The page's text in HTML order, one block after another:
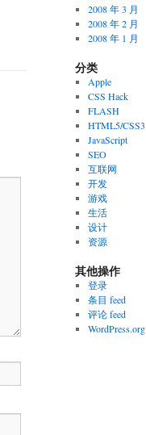
2008 年 3 月
2008 年 2 月
2008 年 1 月
分类
Apple
CSS Hack
FLASH
HTML5/CSS3
JavaScript
SEO
互联网
开发
游戏
生活
设计
资源
其他操作
登录
条目 feed
评论 feed
WordPress.org